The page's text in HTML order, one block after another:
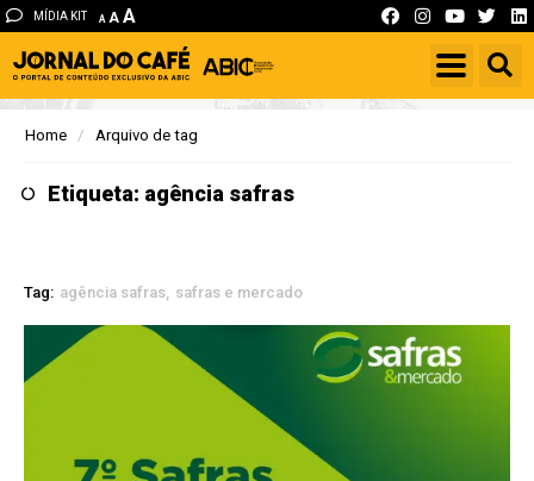
MÍDIA KIT A A A
Home Arquivo de tag
Etiqueta: agência safras
Tag: agência safras safras e mercado